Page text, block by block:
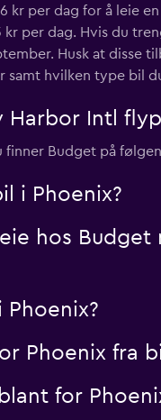
kr per dag for å leie
per dag. Hvis du
Husk at disse
samt hvilken type bil
Harbor Intl
Budget på
i Phoenix?
hos Budget
Phoenix fra
for